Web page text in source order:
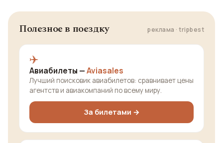
Полезное в поездку реклама · tripbest
✈️
Авиабилеты —Aviasales
Лучший поисковик авиабилетов: сравнивает цены
агентств и авиакомпаний по всему миру.
За билетами →